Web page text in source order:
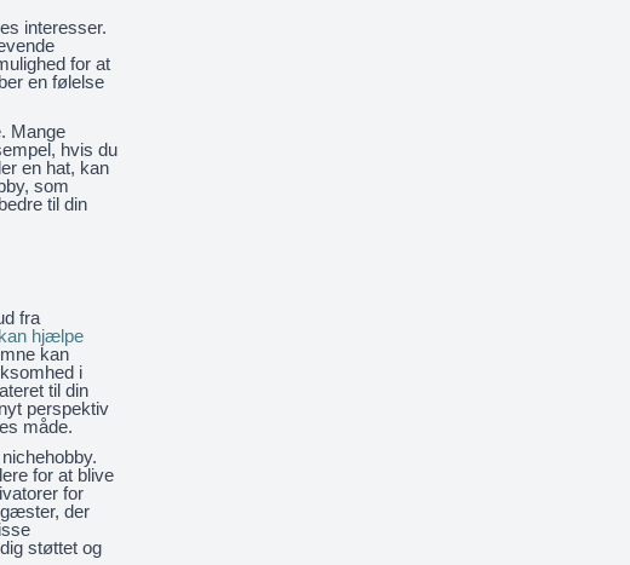
interesser.
for at
en følelse
Mange
hvis du
en hat, kan
som
til din
fra
hjælpe
kan
i
til din
perspektiv
måde.
for at blive
for
der
støttet og